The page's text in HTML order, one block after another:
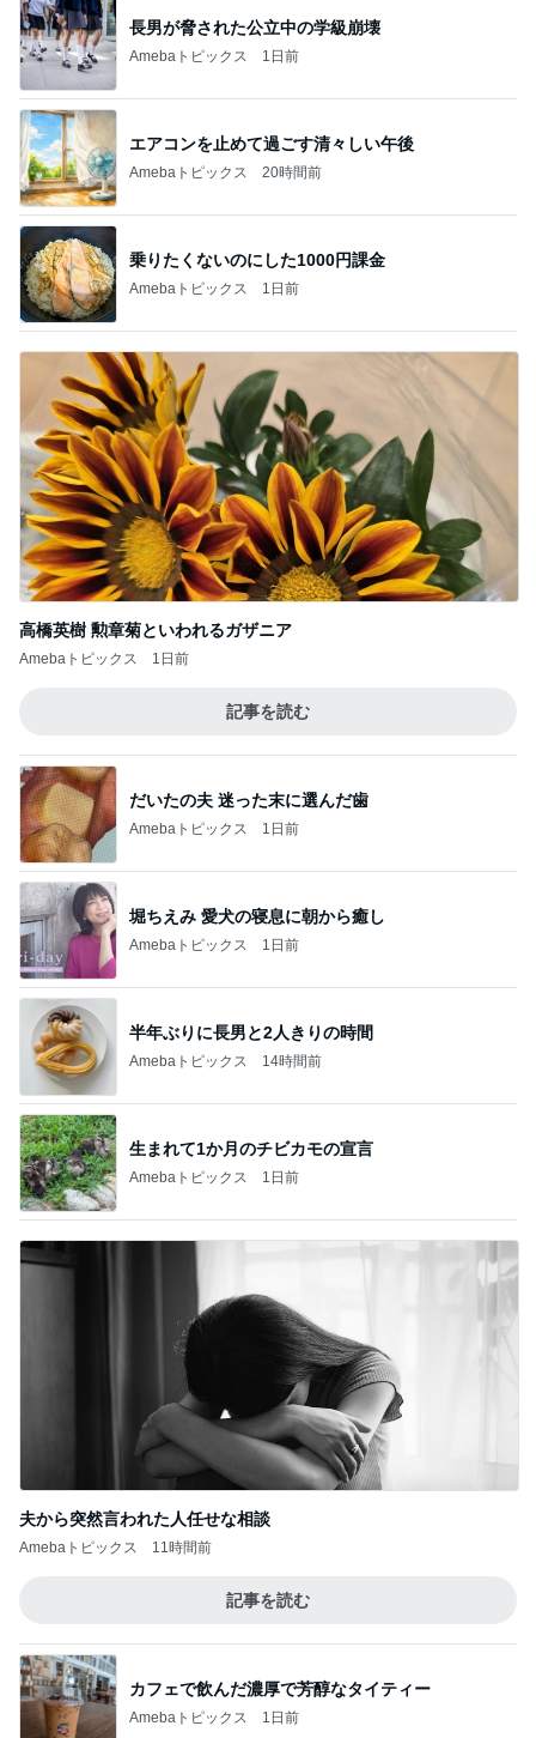
長男が脅された公立中の学級崩壊
Amebaトピックス 1日前
エアコンを止めて過ごす清々しい午後
Amebaトピックス 20時間前
乗りたくないのにした1000円課金
Amebaトピックス 1日前
高橋英樹 勲章菊といわれるガザニア
Amebaトピックス 1日前
記事を読む
だいたの夫 迷った末に選んだ歯
Amebaトピックス 1日前
堀ちえみ 愛犬の寝息に朝から癒し
Amebaトピックス 1日前
半年ぶりに長男と2人きりの時間
Amebaトピックス 14時間前
生まれて1か月のチビカモの宣言
Amebaトピックス 1日前
夫から突然言われた人任せな相談
Amebaトピックス 11時間前
記事を読む
カフェで飲んだ濃厚で芳醇なタイティー
Amebaトピックス 1日前